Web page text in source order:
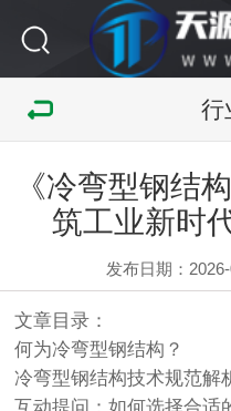
行
《冷弯型钢结
筑工业新时
发布日期：
文章目录：
何为冷弯型钢结构？
冷弯型钢结构技术规范解